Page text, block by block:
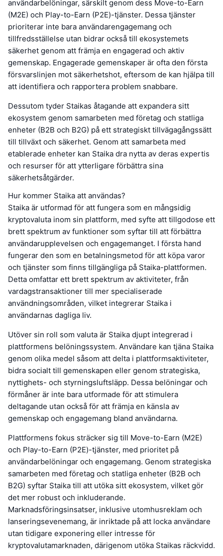
användarbelöningar, särskilt genom dess Move-to-Earn
(M2E) och Play-to-Earn (P2E)-tjänster. Dessa tjänster
prioriterar inte bara användarengagemang och
tillfredsställelse utan bidrar också till ekosystemets
säkerhet genom att främja en engagerad och aktiv
gemenskap. Engagerade gemenskaper är ofta den första
försvarslinjen mot säkerhetshot, eftersom de kan hjälpa till
att identifiera och rapportera problem snabbare.
Dessutom tyder Staikas åtagande att expandera sitt
ekosystem genom samarbeten med företag och statliga
enheter (B2B och B2G) på ett strategiskt tillvägagångssätt
till tillväxt och säkerhet. Genom att samarbeta med
etablerade enheter kan Staika dra nytta av deras expertis
och resurser för att ytterligare förbättra sina
säkerhetsåtgärder.
Hur kommer Staika att användas?
Staika är utformad för att fungera som en mångsidig
kryptovaluta inom sin plattform, med syfte att tillgodose ett
brett spektrum av funktioner som syftar till att förbättra
användarupplevelsen och engagemanget. I första hand
fungerar den som en betalningsmetod för att köpa varor
och tjänster som finns tillgängliga på Staika-plattformen.
Detta omfattar ett brett spektrum av aktiviteter, från
vardagstransaktioner till mer specialiserade
användningsområden, vilket integrerar Staika i
användarnas dagliga liv.
Utöver sin roll som valuta är Staika djupt integrerad i
plattformens belöningssystem. Användare kan tjäna Staika
genom olika medel såsom att delta i plattformsaktiviteter,
bidra socialt till gemenskapen eller genom strategiska,
nyttighets- och styrningsluftsläpp. Dessa belöningar och
förmåner är inte bara utformade för att stimulera
deltagande utan också för att främja en känsla av
gemenskap och engagemang bland användarna.
Plattformens fokus sträcker sig till Move-to-Earn (M2E)
och Play-to-Earn (P2E)-tjänster, med prioritet på
användarbelöningar och engagemang. Genom strategiska
samarbeten med företag och statliga enheter (B2B och
B2G) syftar Staika till att utöka sitt ekosystem, vilket gör
det mer robust och inkluderande.
Marknadsföringsinsatser, inklusive utomhusreklam och
lanseringsevenemang, är inriktade på att locka användare
utan tidigare exponering eller intresse för
kryptovalutamarknaden, därigenom utöka Staikas räckvidd.